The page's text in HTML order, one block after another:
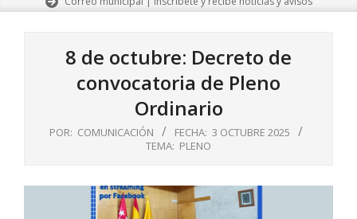
8 de octubre: Decreto de
convocatoria de Pleno
Ordinario
POR: COMUNICACIÓN FECHA: 3 OCTUBRE 2025
TEMA: PLENO